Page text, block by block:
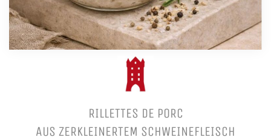
RILLETTES DE PORC
AUS ZERKLEINERTEM SCHWEINEFLEISCH